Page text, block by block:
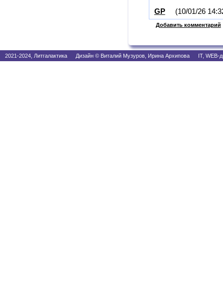
GP (10/01/26
Добавить комментарий
2021-2024, Литгалактика Дизайн © Виталий Музуров, Ирина Архипова IT, WEB-